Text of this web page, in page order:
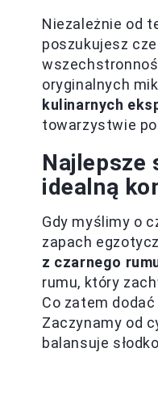
Niezależnie od
poszukujesz
oryginalnych
kulinarnych
towarzystwie
Najlepsze
idealną
Gdy myślimy o
zapach
z czarnego
rumu, który
Co zatem
Zaczynamy od
balansuje